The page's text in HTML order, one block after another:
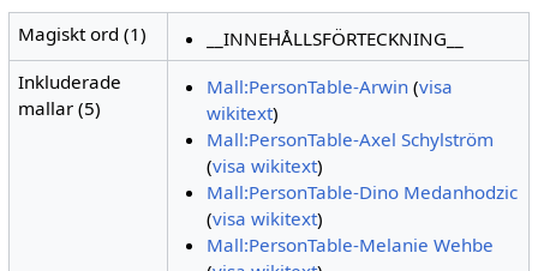
Magiskt ord (1)
__INNEHÅLLSFÖRTECKNING__
Inkluderade
mallar (5)
Mall:PersonTable-Arwin(visa
wikitext)
Mall:PersonTable-Axel Schylström
(visa wikitext)
Mall:PersonTable-Dino Medanhodzic
(visa wikitext)
Mall:PersonTable-Melanie Wehbe